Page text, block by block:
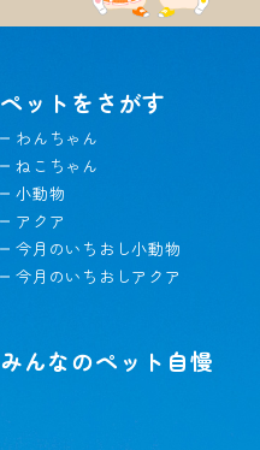
ペットをさがす
わんちゃん
ねこちゃん
小動物
アクア
今月のいちおし小動物
今月のいちおしアクア
みんなのペット自慢